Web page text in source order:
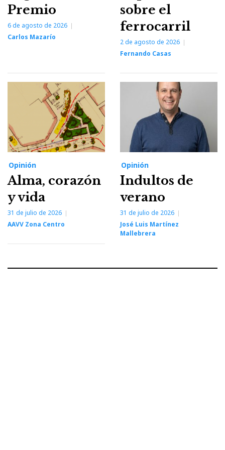
Premio
6 de agosto de 2026
Carlos Mazarío
sobre el
ferrocarril
2 de agosto de 2026
Fernando Casas
Opinión
Alma, corazón
y vida
31 de julio de 2026
AAVV Zona Centro
Opinión
Indultos de
verano
31 de julio de 2026
José Luis Martínez
Mallebrera